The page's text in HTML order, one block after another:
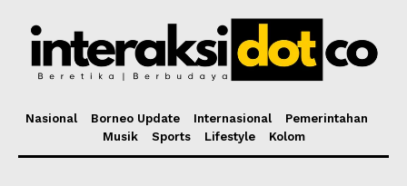
Nasional Borneo Update Internasional
Pemerintahan
Musik
Sports Lifestyle Kolom